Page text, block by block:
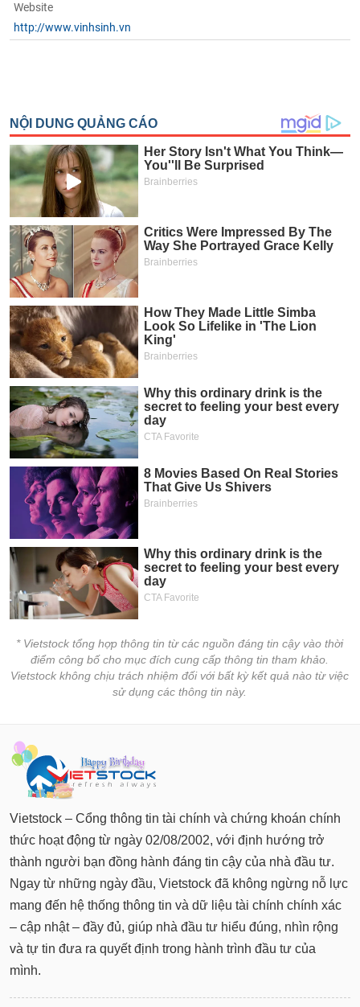
Website
http://www.vinhsinh.vn
* Vietstock tổng hợp thông tin từ các nguồn đáng tin cậy vào thời
điểm công bố cho mục đích cung cấp thông tin tham khảo.
Vietstock không chịu trách nhiệm đối với bất kỳ kết quả nào từ việc
sử dụng các thông tin này.
Vietstock – Cổng thông tin tài chính và chứng khoán chính
thức hoạt động từ ngày 02/08/2002, với định hướng trở
thành người bạn đồng hành đáng tin cậy của nhà đầu tư.
Ngay từ những ngày đầu, Vietstock đã không ngừng nỗ lực
mang đến hệ thống thông tin và dữ liệu tài chính chính xác
– cập nhật – đầy đủ, giúp nhà đầu tư hiểu đúng, nhìn rộng
và tự tin đưa ra quyết định trong hành trình đầu tư của
mình.